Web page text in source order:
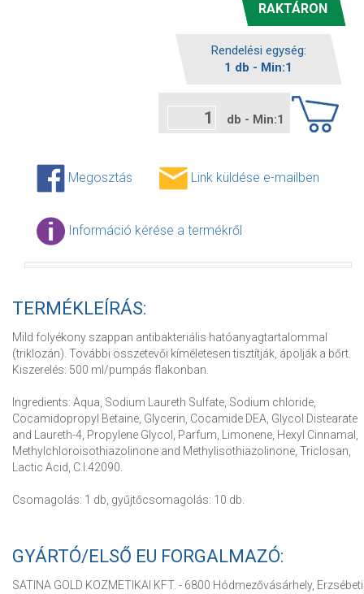
RAKTÁRON
Rendelési egység:
1 db - Min:1
db - Min:1
Megosztás Link küldése e-mailben
Információ kérése a termékről
TERMÉKLEÍRÁS:
Mild folyékony szappan antibakteriális hatóanyagtartalommal
(triklozán). További összetevői kíméletesen tisztítják, ápolják a bőrt.
Kiszerelés: 500 ml/pumpás flakonban.
Ingredients: Aqua, Sodium Laureth Sulfate, Sodium chloride,
Cocamidopropyl Betaine, Glycerin, Cocamide DEA, Glycol Distearate
and Laureth-4, Propylene Glycol, Parfum, Limonene, Hexyl Cinnamal,
Methylchloroisothiazolinone and Methylisothiazolinone, Triclosan,
Lactic Acid, C.I.42090.
Csomagolás: 1 db, gyűjtőcsomagolás: 10 db.
GYÁRTÓ/ELSŐ EU FORGALMAZÓ:
SATINA GOLD KOZMETIKAI KFT. - 6800 Hódmezővásárhely, Erzsébeti